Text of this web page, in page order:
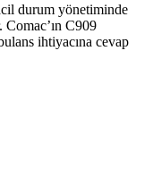
durum yönetiminde
Comac’ın C909
ihtiyacına cevap